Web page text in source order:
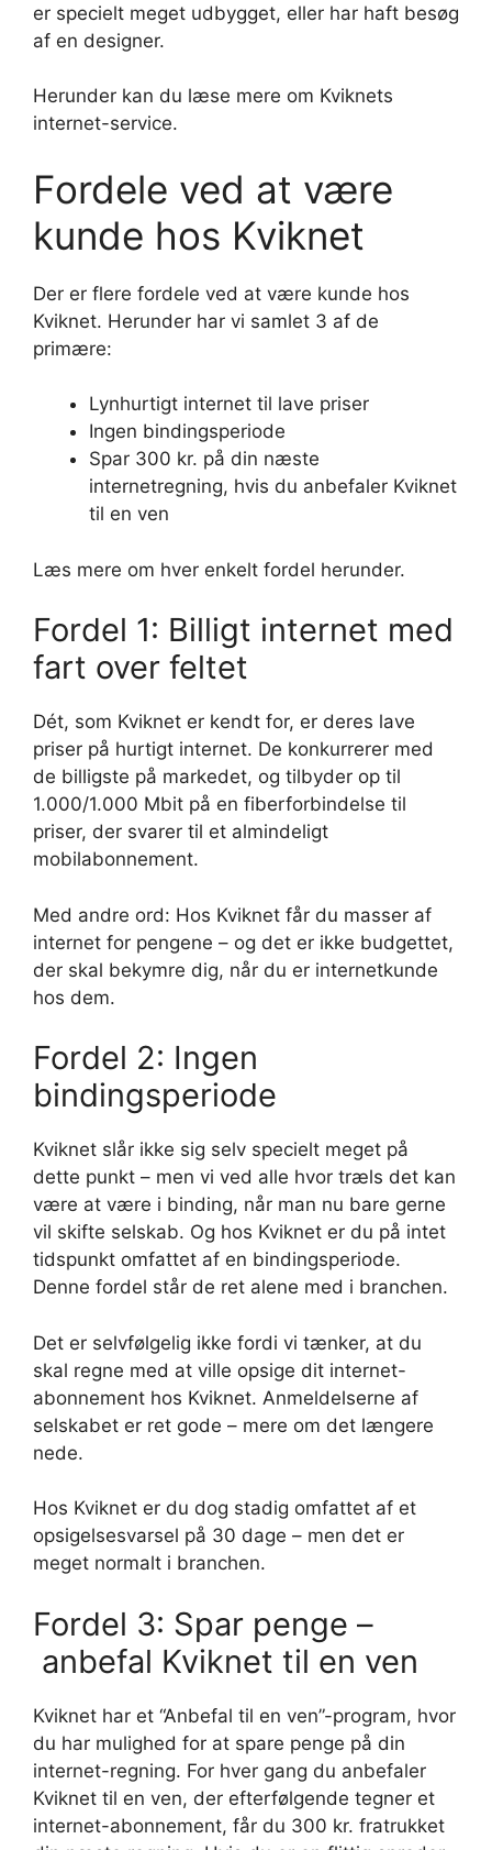
er specielt meget udbygget, eller har haft besøg
af en designer.
Herunder kan du læse mere om Kviknets
internet-service.
Fordele ved at være
kunde hos Kviknet
Der er flere fordele ved at være kunde hos
Kviknet. Herunder har vi samlet 3 af de
primære:
Lynhurtigt internet til lave priser
Ingen bindingsperiode
Spar 300 kr. på din næste
internetregning, hvis du anbefaler Kviknet
til en ven
Læs mere om hver enkelt fordel herunder.
Fordel 1: Billigt internet med
fart over feltet
Dét, som Kviknet er kendt for, er deres lave
priser på hurtigt internet. De konkurrerer med
de billigste på markedet, og tilbyder op til
1.000/1.000 Mbit på en fiberforbindelse til
priser, der svarer til et almindeligt
mobilabonnement.
Med andre ord: Hos Kviknet får du masser af
internet for pengene – og det er ikke budgettet,
der skal bekymre dig, når du er internetkunde
hos dem.
Fordel 2: Ingen
bindingsperiode
Kviknet slår ikke sig selv specielt meget på
dette punkt – men vi ved alle hvor træls det kan
være at være i binding, når man nu bare gerne
vil skifte selskab. Og hos Kviknet er du på intet
tidspunkt omfattet af en bindingsperiode.
Denne fordel står de ret alene med i branchen.
Det er selvfølgelig ikke fordi vi tænker, at du
skal regne med at ville opsige dit internet-
abonnement hos Kviknet. Anmeldelserne af
selskabet er ret gode – mere om det længere
nede.
Hos Kviknet er du dog stadig omfattet af et
opsigelsesvarsel på 30 dage – men det er
meget normalt i branchen.
Fordel 3: Spar penge –
anbefal Kviknet til en ven
Kviknet har et “Anbefal til en ven”-program, hvor
du har mulighed for at spare penge på din
internet-regning. For hver gang du anbefaler
Kviknet til en ven, der efterfølgende tegner et
internet-abonnement, får du 300 kr. fratrukket